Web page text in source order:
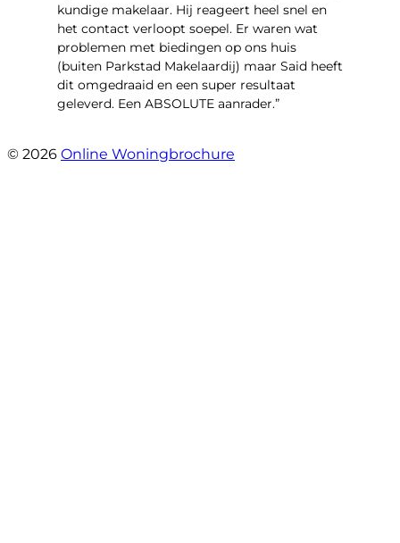
kundige makelaar. Hij reageert heel snel en
het contact verloopt soepel. Er waren wat
problemen met biedingen op ons huis
(buiten Parkstad Makelaardij) maar Said heeft
dit omgedraaid en een super resultaat
geleverd. Een ABSOLUTE aanrader.”
© 2026 Online Woningbrochure